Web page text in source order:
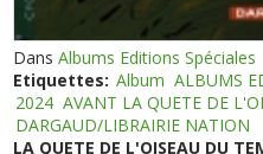
DansAlbums Editions Spéciales
Etiquettes: Album ALBUMS
2024 AVANT LA QUETE DE
DARGAUD/LIBRAIRIE NATION
LA QUETE DE L'OISEAU DU